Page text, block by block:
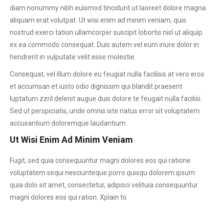
diam nonummy nibh euismod tincidunt ut laoreet dolore magna
aliquam erat volutpat. Ut wisi enim ad minim veniam, quis
nostrud exerci tation ullamcorper suscipit lobortis nisl ut aliquip
ex ea commodo consequat. Duis autem vel eum iriure dolor in
hendrerit in vulputate velit esse molestie.
Сonsequat, vel illum dolore eu feugiat nulla facilisis at vero eros
et accumsan et iusto odio dignissim qui blandit praesent
luptatum zzril delenit augue duis dolore te feugait nulla facilisi.
Sed ut perspiciatis, unde omnis iste natus error sit voluptatem
accusantium doloremque laudantium.
Ut Wisi Enim Ad Minim Veniam
Fugit, sed quia consequuntur magni dolores eos qui ratione
voluptatem sequi nesciunteque porro quisqu dolorem ipsum
quia dolo sit amet, consectetur, adipisci velituia consequuntur
magni dolores eos qui ration. Xplain to